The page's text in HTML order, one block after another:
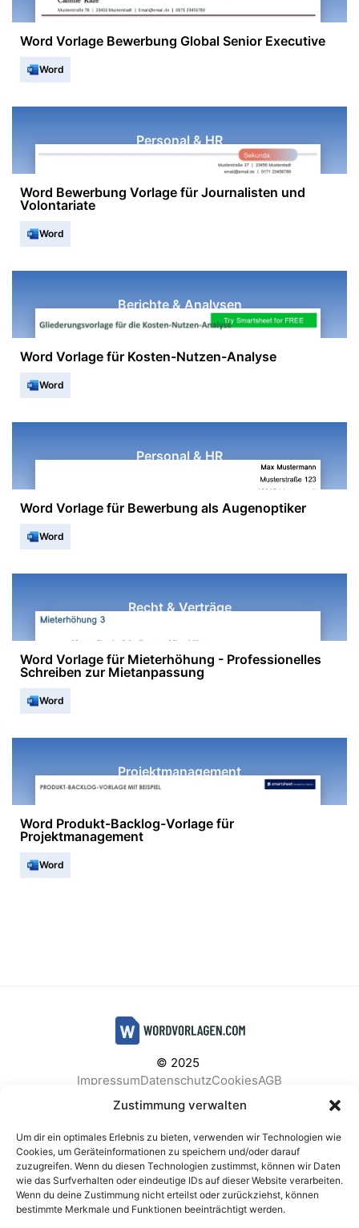
Zustimmung verwalten
Um dir ein optimales Erlebnis zu bieten, verwenden wir Technologien wie
Cookies, um Geräteinformationen zu speichern und/oder darauf
zuzugreifen. Wenn du diesen Technologien zustimmst, können wir Daten
wie das Surfverhalten oder eindeutige IDs auf dieser Website verarbeiten.
Wenn du deine Zustimmung nicht erteilst oder zurückziehst, können
bestimmte Merkmale und Funktionen beeinträchtigt werden.
Word Vorlage Bewerbung Global Senior Executive
Word
Personal & HR
Word Bewerbung Vorlage für Journalisten und
Volontariate
Word
Berichte & Analysen
Word Vorlage für Kosten-Nutzen-Analyse
Word
Personal & HR
Word Vorlage für Bewerbung als Augenoptiker
Word
Recht & Verträge
Word Vorlage für Mieterhöhung - Professionelles
Schreiben zur Mietanpassung
Word
Projektmanagement
Word Produkt-Backlog-Vorlage für
Projektmanagement
Word
© 2025
ImpressumDatenschutzCookiesAGB
Facebook
Instagram
BELIEBTE KATEGORIEN
Berichte & Analysen Business
Einkauf & Beschaffung